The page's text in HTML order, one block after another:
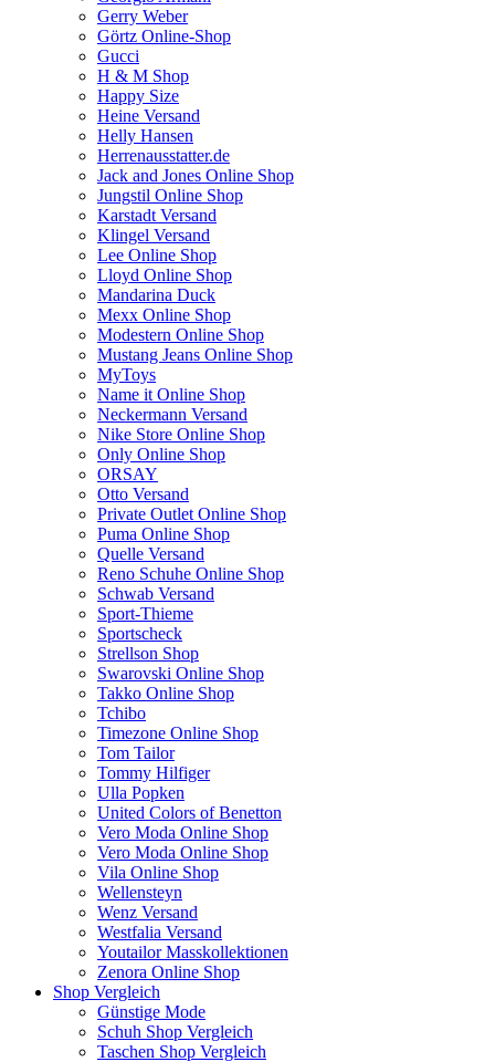
Gerry Weber
Görtz Online-Shop
Gucci
H & M Shop
Happy Size
Heine Versand
Helly Hansen
Herrenausstatter.de
Jack and Jones Online Shop
Jungstil Online Shop
Karstadt Versand
Klingel Versand
Lee Online Shop
Lloyd Online Shop
Mandarina Duck
Mexx Online Shop
Modestern Online Shop
Mustang Jeans Online Shop
MyToys
Name it Online Shop
Neckermann Versand
Nike Store Online Shop
Only Online Shop
ORSAY
Otto Versand
Private Outlet Online Shop
Puma Online Shop
Quelle Versand
Reno Schuhe Online Shop
Schwab Versand
Sport-Thieme
Sportscheck
Strellson Shop
Swarovski Online Shop
Takko Online Shop
Tchibo
Timezone Online Shop
Tom Tailor
Tommy Hilfiger
Ulla Popken
United Colors of Benetton
Vero Moda Online Shop
Vero Moda Online Shop
Vila Online Shop
Wellensteyn
Wenz Versand
Westfalia Versand
Youtailor Masskollektionen
Zenora Online Shop
Shop Vergleich
Günstige Mode
Schuh Shop Vergleich
Taschen Shop Vergleich